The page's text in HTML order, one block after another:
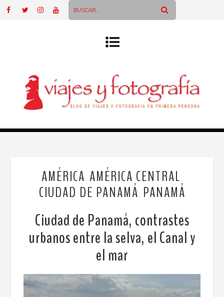
AMÉRICA AMÉRICA CENTRAL
CIUDAD DE PANAMÁ PANAMÁ
Ciudad de Panamá, contrastes
urbanos entre la selva, el Canal y
el mar